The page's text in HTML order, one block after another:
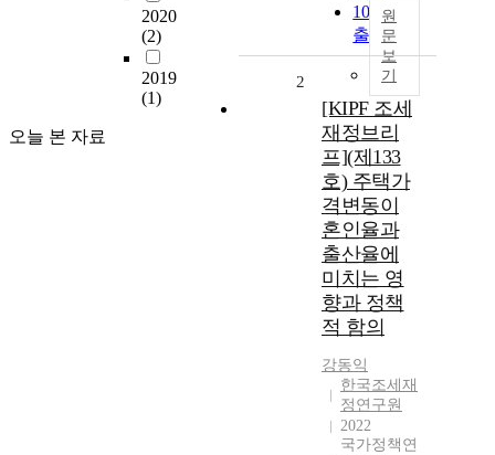
2020
(2)
2019
(1)
오늘 본 자료
100개씩
출력
원
문
보
기
2
[KIPF 조세
재정브리
프](제133
호) 주택가
격변동이
혼인율과
출산율에
미치는 영
향과 정책
적 함의
강동익
한국조세재
정연구원
2022
국가정책연